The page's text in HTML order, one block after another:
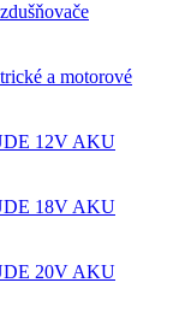
a motorové
12V AKU
18V AKU
20V AKU